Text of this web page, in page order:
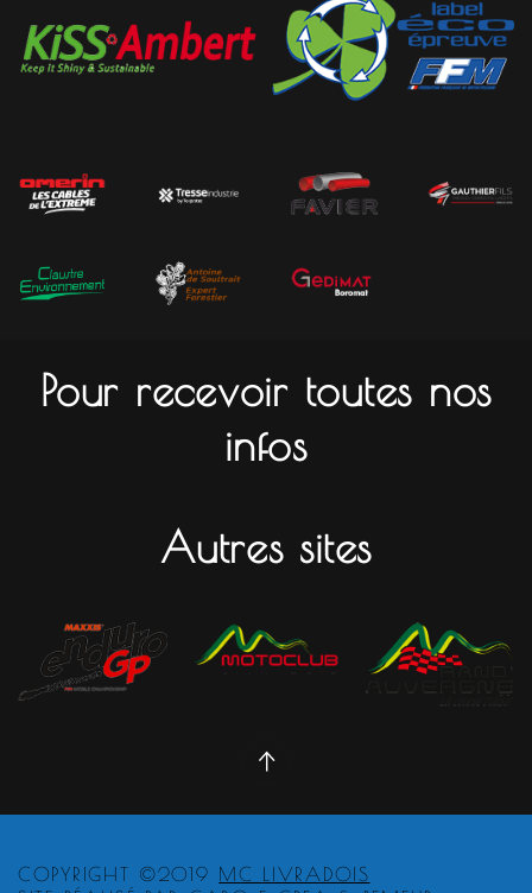
Pour recevoir toutes nos
infos
Autres sites
COPYRIGHT ©2019 MC LIVRADOIS